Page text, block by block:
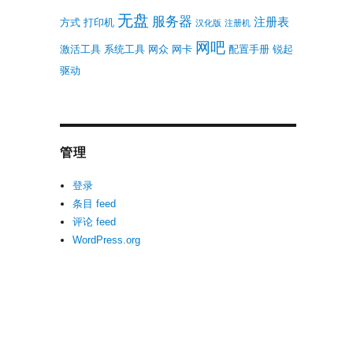
方式 打印机 无盘 服务器 汉化版 注册机 注册表
激活工具 系统工具 网众 网卡 网吧 配置手册 锐起
驱动
管理
登录
条目 feed
评论 feed
WordPress.org